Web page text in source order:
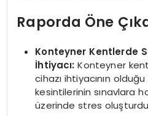
Raporda Öne
Konteyner Kentlerde
İhtiyacı: Konteyner
cihazı ihtiyacının
kesintilerinin sınavlara
üzerinde stres